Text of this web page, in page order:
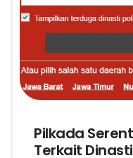
Pilkada
Terkait